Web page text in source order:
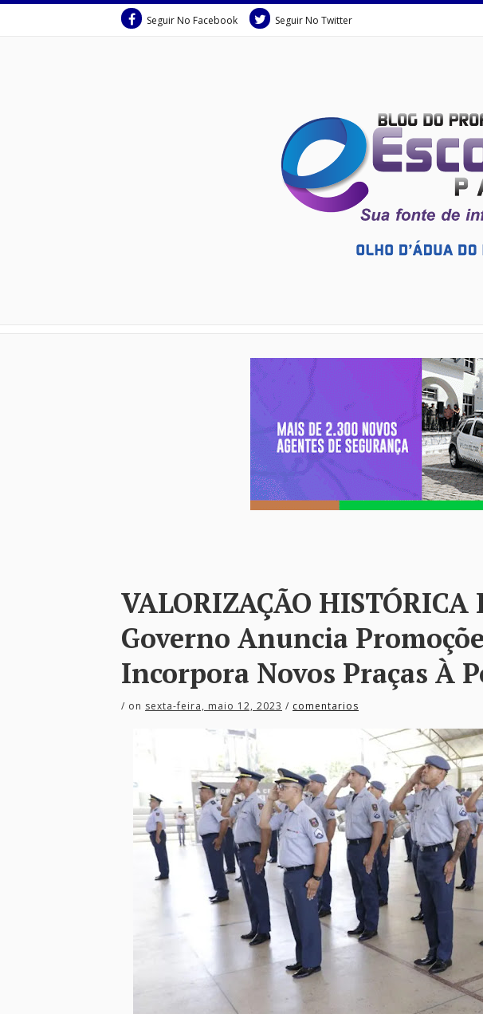
Seguir No Facebook Seguir No Twitter
VALORIZAÇÃO HISTÓRICA
Governo Anuncia
Incorpora Novos Praças À
/ on sexta-feira, maio 12, 2023 / comentarios